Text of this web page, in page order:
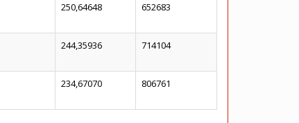
250,64648 652683
244,35936 714104
234,67070 806761